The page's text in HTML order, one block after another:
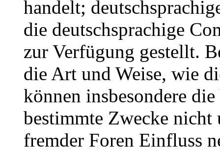
handelt;
die deutschsprachige
zur Verfügung gestellt.
die Art und Weise, wie
können insbesondere
bestimmte Zwecke nicht
fremder Foren Einfluss